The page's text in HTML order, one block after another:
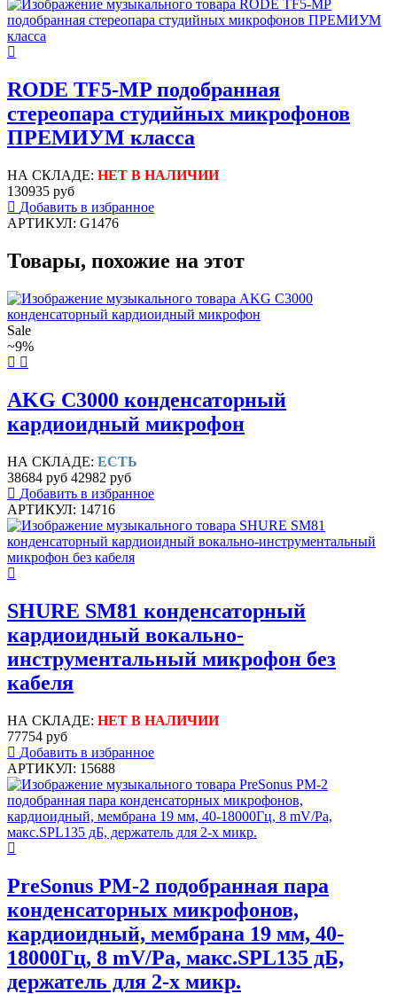
RODE TF5-MP подобранная
стереопара студийных микрофонов
ПРЕМИУМ класса
НА СКЛАДЕ: НЕТ В НАЛИЧИИ
130935 руб
Добавить в избранное
АРТИКУЛ: G1476
Товары, похожие на этот
Sale
~9%
AKG C3000 конденсаторный
кардиоидный микрофон
НА СКЛАДЕ: ЕСТЬ
38684 руб 42982 руб
Добавить в избранное
АРТИКУЛ: 14716
SHURE SM81 конденсаторный
кардиоидный вокально-
инструментальный микрофон без
кабеля
НА СКЛАДЕ: НЕТ В НАЛИЧИИ
77754 руб
Добавить в избранное
АРТИКУЛ: 15688
PreSonus PM-2 подобранная пара
конденсаторных микрофонов,
кардиоидный, мембрана 19 мм, 40-
18000Гц, 8 mV/Pa, макс.SPL135 дБ,
держатель для 2-х микр.